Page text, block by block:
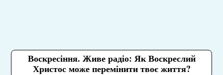
Воскресіння. Живе радіо: Як Воскреслий
Христос може перемінити твоє життя?